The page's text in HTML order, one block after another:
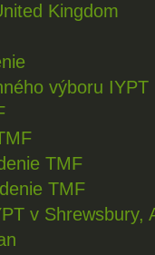
Kingdom
výboru IYPT
TMF
TMF
v Shrewsbury,